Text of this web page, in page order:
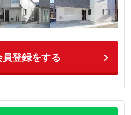
員登録をする